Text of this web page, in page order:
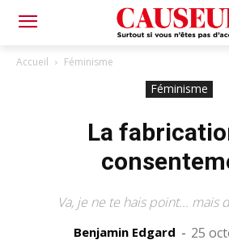
Accueil Féminisme
Féminisme
La
Va, je ne te hais point... mais
Benjamin Edgard - 25